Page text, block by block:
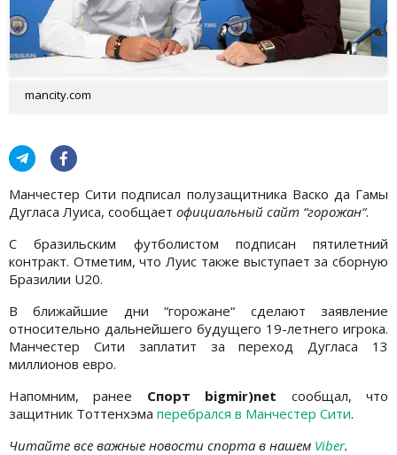
mancity.com
Манчестер Сити подписал полузащитника Васко да Гамы
Дугласа Луиса, сообщает официальный сайт “горожан“.
С бразильским футболистом подписан пятилетний
контракт. Отметим, что Луис также выступает за сборную
Бразилии U20.
В ближайшие дни “горожане“ сделают заявление
относительно дальнейшего будущего 19-летнего игрока.
Манчестер Сити заплатит за переход Дугласа 13
миллионов евро.
Напомним, ранее Спорт bigmir)net сообщал, что
защитник Тоттенхэма перебрался в Манчестер Сити.
Читайте все важные новости спорта в нашем Viber.